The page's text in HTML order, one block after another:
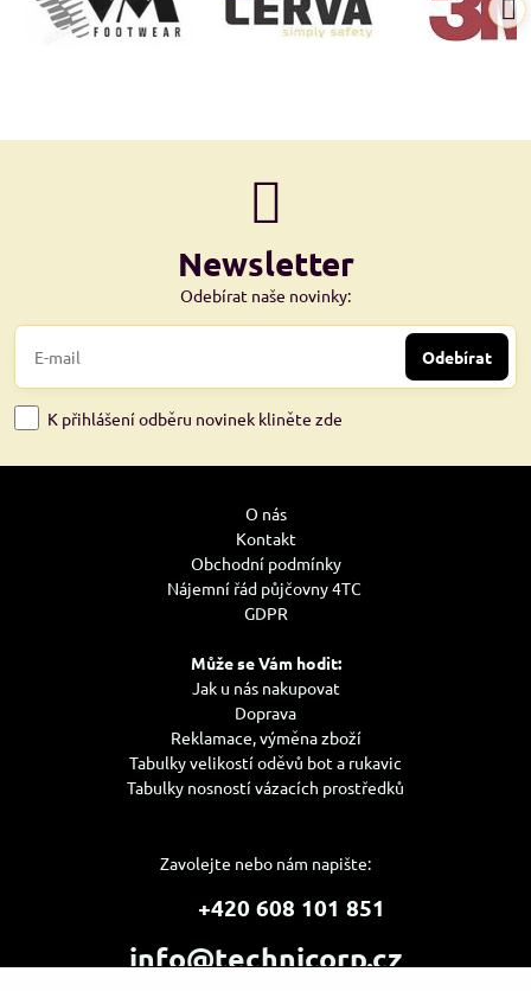
Newsletter
Odebírat naše novinky:
Odebírat
K přihlášení odběru novinek kliněte zde
O nás
Kontakt
Obchodní podmínky
Nájemní řád půjčovny 4TC
GDPR
Může se Vám hodit:
Jak u nás nakupovat
Doprava
Reklamace, výměna zboží
Tabulky velikostí oděvů bot a rukavic
Tabulky nosností vázacích prostředků
Zavolejte nebo nám napište:
+420 608 101 851
info@technicorp.cz